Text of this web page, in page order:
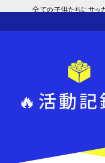
全ての子供たちにサッ
🔥活動記